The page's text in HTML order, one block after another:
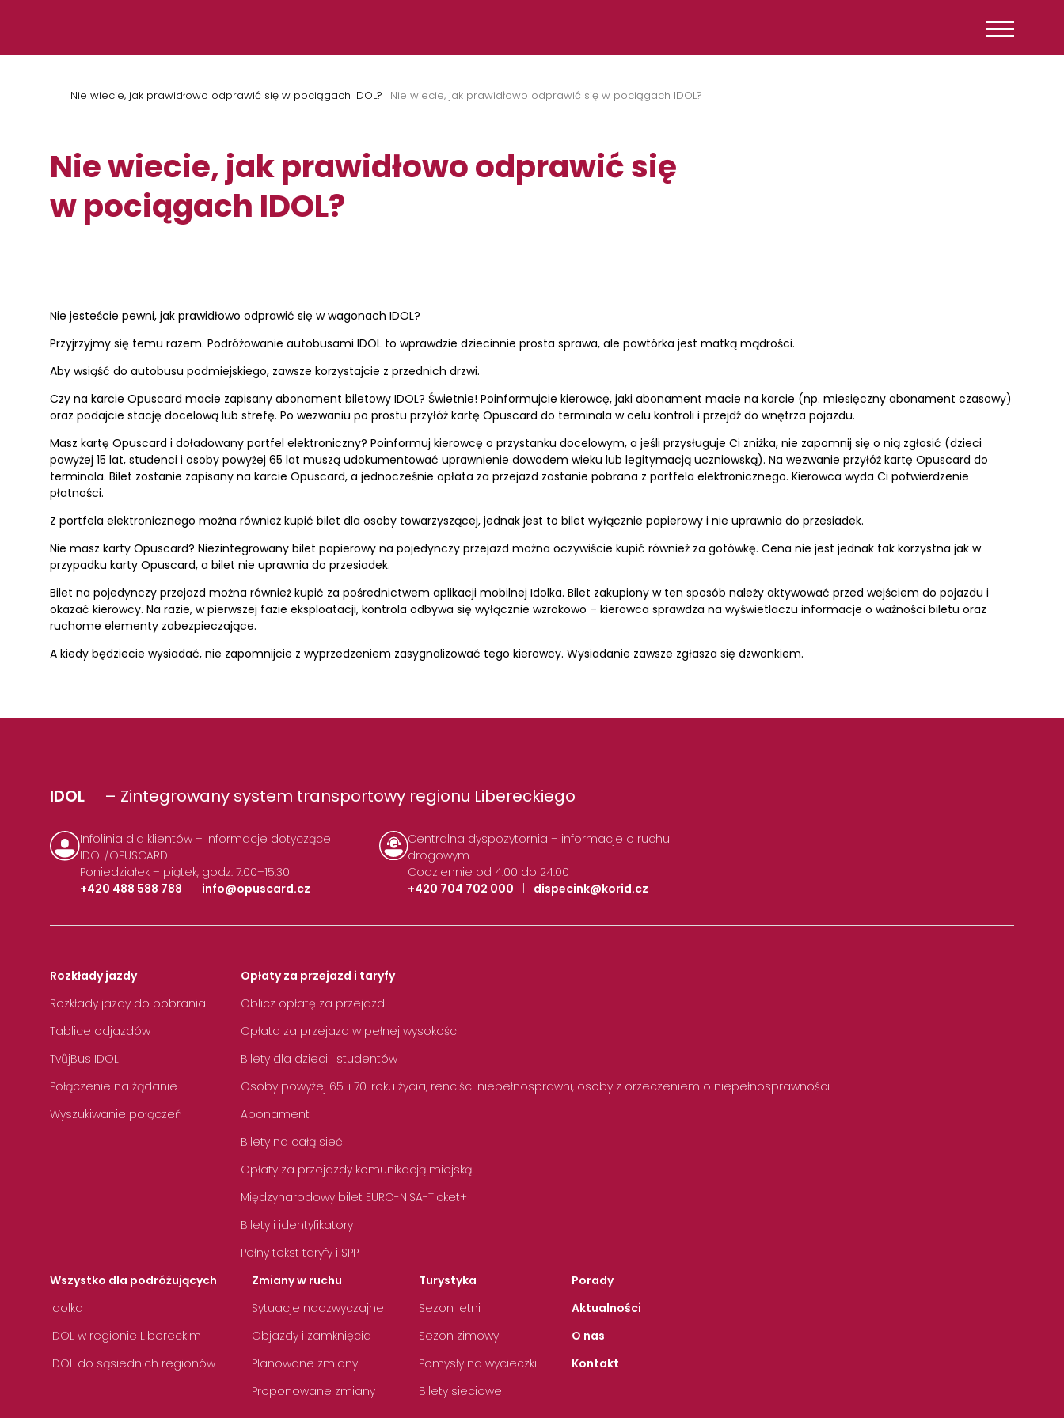
Nie wiecie, jak prawidłowo odprawić się w pociągach IDOL? Nie wiecie, jak prawidłowo odprawić się w pociągach IDOL?
Nie wiecie, jak prawidłowo odprawić się
w pociągach IDOL?
Nie jesteście pewni, jak prawidłowo odprawić się w wagonach IDOL?
Przyjrzyjmy się temu razem. Podróżowanie autobusami IDOL to wprawdzie dziecinnie prosta sprawa, ale powtórka jest matką mądrości.
Aby wsiąść do autobusu podmiejskiego, zawsze korzystajcie z przednich drzwi.
Czy na karcie Opuscard macie zapisany abonament biletowy IDOL? Świetnie! Poinformujcie kierowcę, jaki abonament macie na karcie (np. miesięczny abonament czasowy)
oraz podajcie stację docelową lub strefę. Po wezwaniu po prostu przyłóż kartę Opuscard do terminala w celu kontroli i przejdź do wnętrza pojazdu.
Masz kartę Opuscard i doładowany portfel elektroniczny? Poinformuj kierowcę o przystanku docelowym, a jeśli przysługuje Ci zniżka, nie zapomnij się o nią zgłosić (dzieci
powyżej 15 lat, studenci i osoby powyżej 65 lat muszą udokumentować uprawnienie dowodem wieku lub legitymacją uczniowską). Na wezwanie przyłóż kartę Opuscard do
terminala. Bilet zostanie zapisany na karcie Opuscard, a jednocześnie opłata za przejazd zostanie pobrana z portfela elektronicznego. Kierowca wyda Ci potwierdzenie
płatności.
Z portfela elektronicznego można również kupić bilet dla osoby towarzyszącej, jednak jest to bilet wyłącznie papierowy i nie uprawnia do przesiadek.
Nie masz karty Opuscard? Niezintegrowany bilet papierowy na pojedynczy przejazd można oczywiście kupić również za gotówkę. Cena nie jest jednak tak korzystna jak w
przypadku karty Opuscard, a bilet nie uprawnia do przesiadek.
Bilet na pojedynczy przejazd można również kupić za pośrednictwem aplikacji mobilnej Idolka. Bilet zakupiony w ten sposób należy aktywować przed wejściem do pojazdu i
okazać kierowcy. Na razie, w pierwszej fazie eksploatacji, kontrola odbywa się wyłącznie wzrokowo – kierowca sprawdza na wyświetlaczu informacje o ważności biletu oraz
ruchome elementy zabezpieczające.
A kiedy będziecie wysiadać, nie zapomnijcie z wyprzedzeniem zasygnalizować tego kierowcy. Wysiadanie zawsze zgłasza się dzwonkiem.
IDOL – Zintegrowany system transportowy regionu Libereckiego
Infolinia dla klientów – informacje dotyczące
IDOL/OPUSCARD
Poniedziałek – piątek, godz. 7:00–15:30
+420 488 588 788
info@opuscard.cz
Centralna dyspozytornia – informacje o ruchu
drogowym
Codziennie od 4:00 do 24:00
+420 704 702 000
dispecink@korid.cz
Rozkłady jazdy
Rozkłady jazdy do pobrania
Tablice odjazdów
TvůjBus IDOL
Połączenie na żądanie
Wyszukiwanie połączeń
Opłaty za przejazd i taryfy
Oblicz opłatę za przejazd
Opłata za przejazd w pełnej wysokości
Bilety dla dzieci i studentów
Osoby powyżej 65. i 70. roku życia, renciści niepełnosprawni, osoby z orzeczeniem o niepełnosprawności
Abonament
Bilety na całą sieć
Opłaty za przejazdy komunikacją miejską
Międzynarodowy bilet EURO-NISA-Ticket+
Bilety i identyfikatory
Pełny tekst taryfy i SPP
Wszystko dla podróżujących
Idolka
IDOL w regionie Libereckim
IDOL do sąsiednich regionów
Zmiany w ruchu
Sytuacje nadzwyczajne
Objazdy i zamknięcia
Planowane zmiany
Proponowane zmiany
Turystyka
Sezon letni
Sezon zimowy
Pomysły na wycieczki
Bilety sieciowe
Porady
Aktualności
O nas
Kontakt